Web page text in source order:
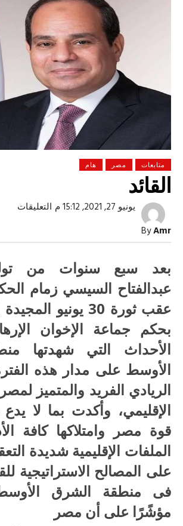
متابعات مصر هام
القائد
ByAmr
يونيو 27, 2021, 15:12 م التعليقاتعلى
بعد سبع سنوات من
عبدالفتاح السيسي زمام
عقب ثورة 30 يونيو
بحكم جماعة الإخوان
الأحداث التي شهدتها
الأوسط على مدار هذه
الريادي الفريد والمتميز
الإقليمي، وأكدت بما لا
قوة مصر وامتلاكها كافة
الملفات الإقليمية شديدة
على المصالح الاستراتيجية
فى منطقة الشرق
مؤشًرًا على أن مصر